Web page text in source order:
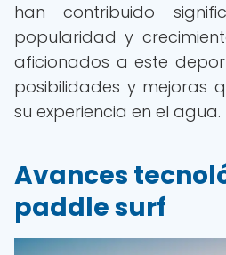
han contribuido
popularidad y
aficionados a este
posibilidades y mejoras
su experiencia en el agua.
Avances
paddle surf